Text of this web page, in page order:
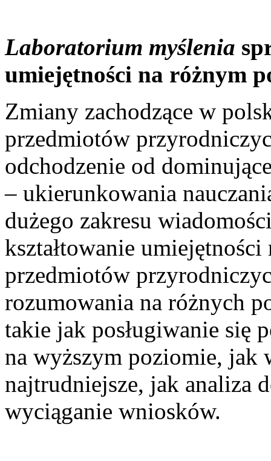
Laboratorium myślenia
umiejętności na różnym
Zmiany zachodzące w
przedmiotów
odchodzenie od
– ukierunkowania
dużego zakresu
kształtowanie
przedmiotów
rozumowania na różnych
takie jak posługiwanie się
na wyższym poziomie, jak
najtrudniejsze, jak analiza
wyciąganie wniosków.